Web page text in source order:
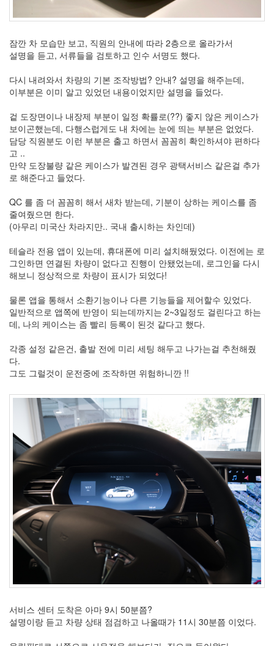
잠깐 차 모습만 보고, 직원의 안내에 따라 2층으로 올라가서
설명을 듣고, 서류들을 검토하고 인수 서명도 했다.
다시 내려와서 차량의 기본 조작방법? 안내? 설명을 해주는데,
이부분은 이미 알고 있었던 내용이었지만 설명을 들었다.
겉 도장면이나 내장제 부분이 일정 확률로(??) 좋지 않은 케이스가
보이곤했는데, 다행스럽게도 내 차에는 눈에 띄는 부분은 없었다.
담당 직원분도 이런 부분은 출고 하면서 꼼꼼히 확인하셔야 편하다
고 ..
만약 도장불량 같은 케이스가 발견된 경우 광택서비스 같은걸 추가
로 해준다고 들었다.
QC 를 좀 더 꼼꼼히 해서 새차 받는데, 기분이 상하는 케이스를 좀
줄여줬으면 한다.
(아무리 미국산 차라지만.. 국내 출시하는 차인데)
테슬라 전용 앱이 있는데, 휴대폰에 미리 설치해뒀었다. 이전에는 로
그인하면 연결된 차량이 없다고 진행이 안됐었는데, 로그인을 다시
해보니 정상적으로 차량이 표시가 되었다!
물론 앱을 통해서 소환기능이나 다른 기능들을 제어할수 있었다.
일반적으로 앱쪽에 반영이 되는데까지는 2~3일정도 걸린다고 하는
데, 나의 케이스는 좀 빨리 등록이 된것 같다고 했다.
각종 설정 같은건, 출발 전에 미리 세팅 해두고 나가는걸 추천해줬
다.
그도 그럴것이 운전중에 조작하면 위험하니깐 !!
서비스 센터 도착은 아마 9시 50분쯤?
설명이랑 듣고 차량 상태 점검하고 나올때가 11시 30분쯤 이었다.